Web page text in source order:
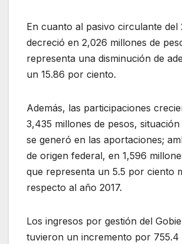
En cuanto al pasivo circulante del
decreció en 2,026 millones de
representa una disminución de
un 15.86 por ciento.
Además, las participaciones
3,435 millones de pesos,
se generó en las aportaciones;
de origen federal, en 1,596
que representa un 5.5 por ciento
respecto al año 2017.
Los ingresos por gestión del
tuvieron un incremento por 755.4